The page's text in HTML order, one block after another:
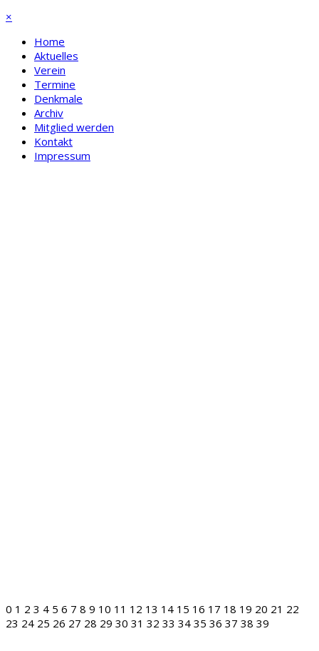
×
Home
Aktuelles
Verein
Termine
Denkmale
Archiv
Mitglied werden
Kontakt
Impressum
0 1 2 3 4 5 6 7 8 9 10 11 12 13 14 15 16 17 18 19 20 21 22
23 24 25 26 27 28 29 30 31 32 33 34 35 36 37 38 39